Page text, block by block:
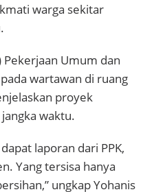
warga sekitar
Pekerjaan Umum dan
wartawan di ruang
proyek
waktu.
laporan dari PPK,
Yang tersisa hanya
ungkap Yohanis